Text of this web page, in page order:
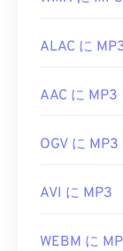
https://
ALAC に
AAC に MP3
OGV に MP3
AVI に MP3
WEBM に